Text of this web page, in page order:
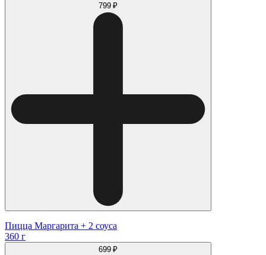
799 ₽
Пицца Маргарита + 2 соуса
360 г
699 ₽